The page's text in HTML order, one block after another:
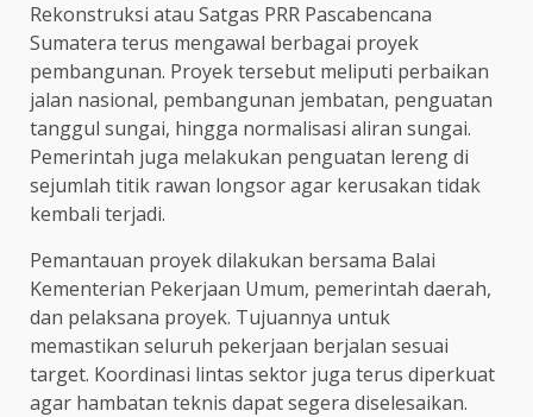
Rekonstruksi atau Satgas PRR Pascabencana
Sumatera terus mengawal berbagai proyek
pembangunan. Proyek tersebut meliputi perbaikan
jalan nasional, pembangunan jembatan, penguatan
tanggul sungai, hingga normalisasi aliran sungai.
Pemerintah juga melakukan penguatan lereng di
sejumlah titik rawan longsor agar kerusakan tidak
kembali terjadi.
Pemantauan proyek dilakukan bersama Balai
Kementerian Pekerjaan Umum, pemerintah daerah,
dan pelaksana proyek. Tujuannya untuk
memastikan seluruh pekerjaan berjalan sesuai
target. Koordinasi lintas sektor juga terus diperkuat
agar hambatan teknis dapat segera diselesaikan.